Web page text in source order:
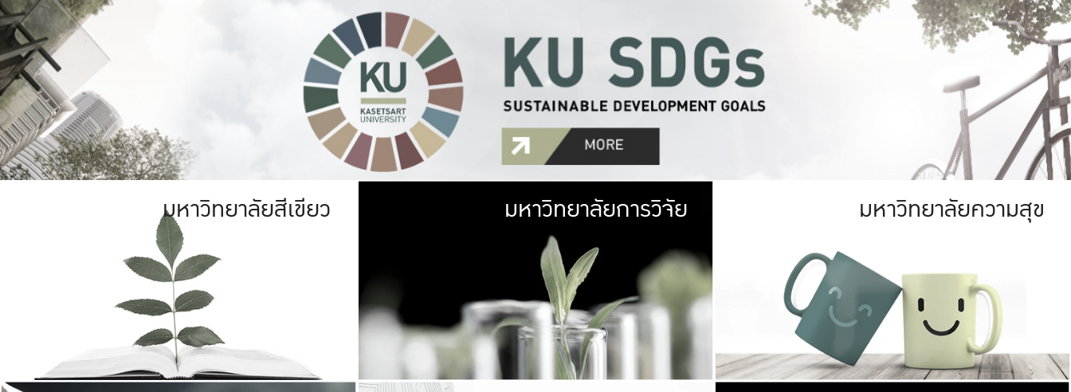
มหาวิทยาลัยสีเขียว มหาวิทยาลัย
เกษตรศาสตร์ มีพื้นที่เขียวสดใส หนาแน่น
เป็นป่าในเมือง (URBAN FOREST)
เกษตรในเมือง (URBAN AGRICULTURE)
ที่นับรวมกันได้ประมาณ 1,400 ไร่
มหาวิทยาลัยการวิจัย มหาวิทยาลัย
ให้กับประชาชน
มหาวิทยาลัยความสุข